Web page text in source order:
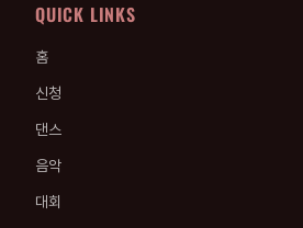
QUICK LINKS
홈
신청
댄스
음악
대회